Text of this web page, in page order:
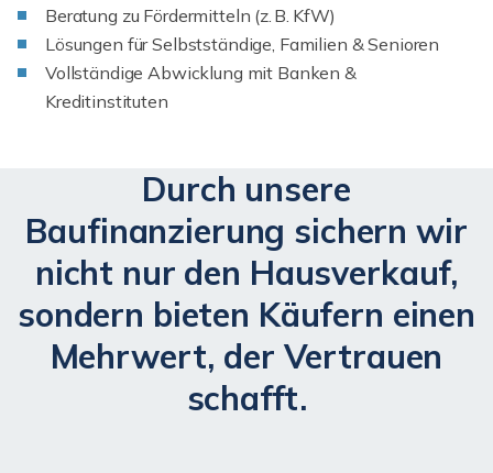
Beratung zu Fördermitteln (z. B. KfW)
Lösungen für Selbstständige, Familien & Senioren
Vollständige Abwicklung mit Banken &
Kreditinstituten
Durch unsere
Baufinanzierung sichern wir
nicht nur den Hausverkauf,
sondern bieten Käufern einen
Mehrwert, der Vertrauen
schafft.